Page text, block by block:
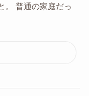
。 普通の家庭だっ